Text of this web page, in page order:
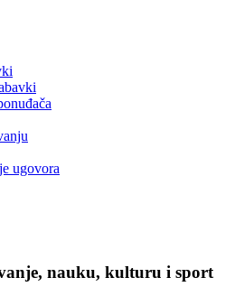
ugovora
nauku, kulturu i sport